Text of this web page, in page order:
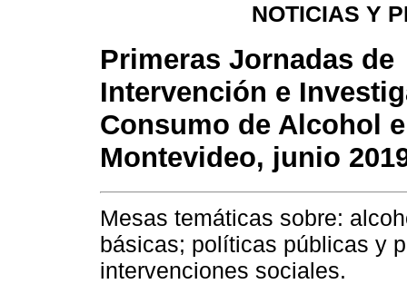
NOTICIAS Y
Primeras Jornadas de
Intervención e
Consumo de Alcohol
Montevideo, junio
Mesas temáticas sobre:
básicas; políticas públicas y
intervenciones sociales.